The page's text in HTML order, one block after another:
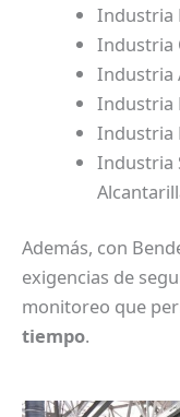
Industria
Industria
Industria
Industria
Industria
Industria
Además, con
exigencias de
monitoreo que
tiempo.